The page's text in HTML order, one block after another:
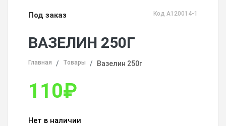
Под заказ Код А120014-1
ВАЗЕЛИН 250Г
Главная Товары Вазелин 250г
110₽
Нет в наличии